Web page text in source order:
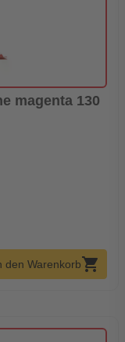
magenta 130
Menge
den Warenkorbshopping_cart